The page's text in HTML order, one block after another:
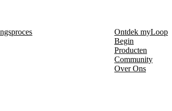
Ontdek myLoop
Begin
Producten
Community
Over Ons